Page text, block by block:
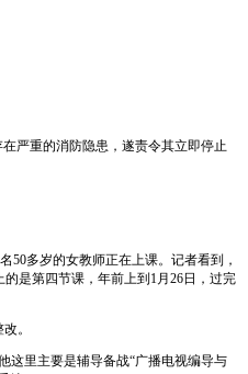
严重的消防隐患，遂责令其立即停止
多岁的女教师正在上课。记者看到，
是第四节课，年前上到1月26日，过完
。
里主要是辅导备战“广播电视编导与